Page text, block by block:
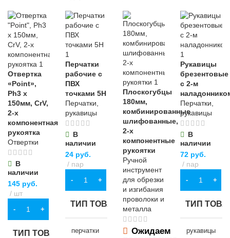
Отвертка
«Point»,
Ph3 х
150мм, CrV,
2-х
компонентная
рукоятка
Отвертки
В
наличии
145 руб.
шт
В КОРЗИНУ
ТИП ТОВАРА
Перчатки
рабочие с
ПВХ
точками 5Н
Перчатки,
рукавицы
В
наличии
24 руб.
пар
В КОРЗИНУ
ТИП ТОВАРА
перчатки
Плоскогубцы
180мм,
комбинированные
шлифованные,
2-х
компонентные
рукоятки
Ручной
инструмент
для обрезки
и изгибания
проволоки и
металла
Ожидаем
Рукавицы
брезентовые
с 2-м
Перчатки,
рукавицы
В
наличии
72 руб.
пар
В КОРЗИНУ
ТИП
рукавицы